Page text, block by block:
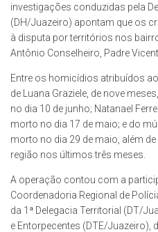
investigações conduzidas pela
(DH/Juazeiro) apontam que os
à disputa por territórios nos
Antônio Conselheiro, Padre
Entre os homicídios atribuídos
de Luana Graziele, de nove
no dia 10 de junho; Natanael
morto no dia 17 de maio; e do
morto no dia 29 de maio, além
região nos últimos três meses.
A operação contou com a
Coordenadoria Regional de
da 1ª Delegacia Territorial (DT/
e Entorpecentes (DTE/Juazeiro),